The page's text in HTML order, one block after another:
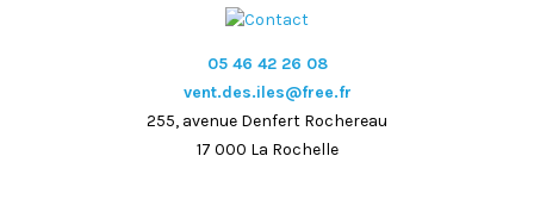
05 46 42 26 08
vent.des.iles@free.fr
255, avenue Denfert Rochereau
17 000 La Rochelle